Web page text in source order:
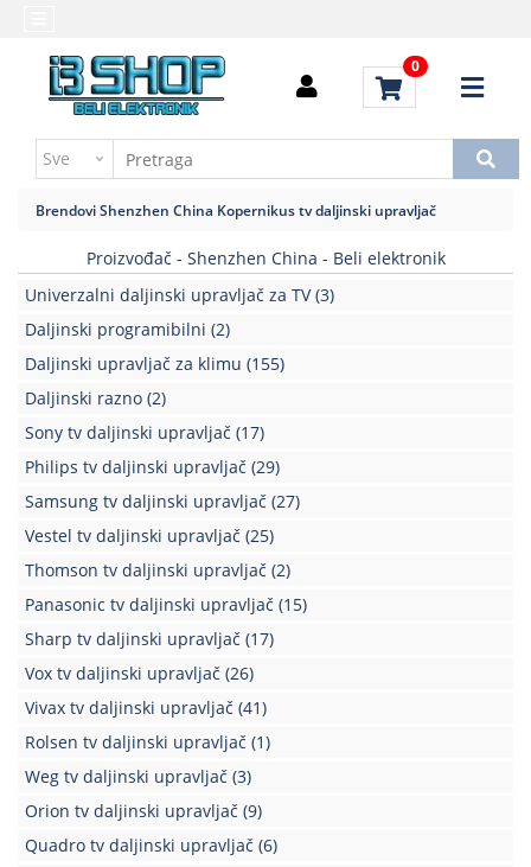
0
Baterija,punjač
Elektromehaničke
komponente
Elektronske
komponente
Elektronske
komponente
Kablovi
priključci
tehnika
Poslovna
oprema,računari
Strujni
Brendovi
Uputstvo
kupovinu
Troškovi
slanja
BrendoviShenzhen China Kopernikus tv daljinski upravljač
Proizvođač - Shenzhen China - Beli elektronik
Univerzalni daljinski upravljač za TV (3)
Daljinski programibilni (2)
Daljinski upravljač za klimu (155)
Daljinski razno (2)
Sony tv daljinski upravljač (17)
Philips tv daljinski upravljač (29)
Samsung tv daljinski upravljač (27)
Vestel tv daljinski upravljač (25)
Thomson tv daljinski upravljač (2)
Panasonic tv daljinski upravljač (15)
Sharp tv daljinski upravljač (17)
Vox tv daljinski upravljač (26)
Vivax tv daljinski upravljač (41)
Rolsen tv daljinski upravljač (1)
Weg tv daljinski upravljač (3)
Orion tv daljinski upravljač (9)
Quadro tv daljinski upravljač (6)